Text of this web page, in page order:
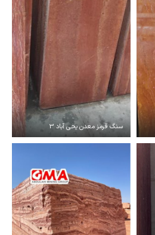
سنگ قرمز معدن یحی آباد 3